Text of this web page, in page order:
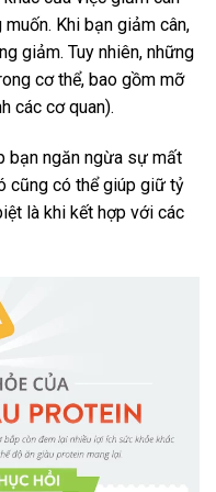
Khi bạn giảm cân,
giảm. Tuy nhiên, những
cơ thể, bao gồm mỡ
các cơ quan).
bạn ngăn ngừa sự mất
cũng có thể giúp giữ tỷ
là khi kết hợp với các